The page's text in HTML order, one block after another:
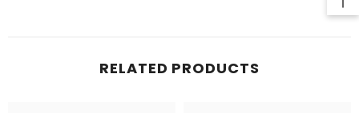
RELATED PRODUCTS